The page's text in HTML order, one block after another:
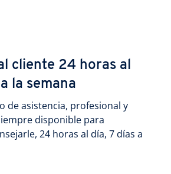
cliente 24 horas al
la semana
de asistencia, profesional y
disponible para
24 horas al día, 7 días a